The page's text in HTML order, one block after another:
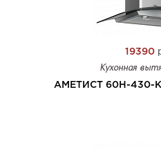
19390
Кухонная
АМЕТИСТ 60Н-